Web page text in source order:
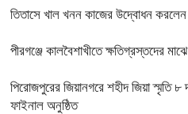
তিতাসে খাল খনন কাজের উদ্বোধন
পীরগঞ্জে কালবৈশাখীতে ক্ষতিগ্রস্তদের
পিরোজপুরের জিয়ানগরে শহীদ জিয়া স্মৃতি ৮
ফাইনাল অনুষ্ঠিত